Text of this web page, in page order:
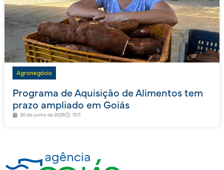
Agronegócio
Programa de Aquisição de Alimentos tem
prazo ampliado em Goiás
30 de junho de 2026 15:11